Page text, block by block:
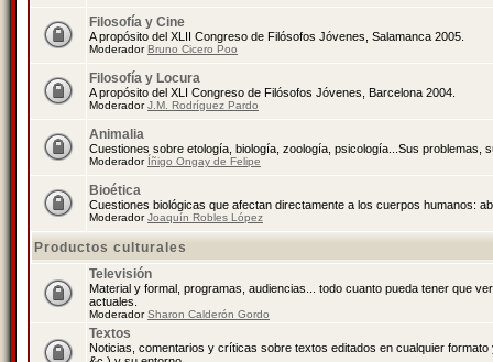
Filosofía y Cine
A propósito del XLII Congreso de Filósofos Jóvenes, Salamanca 2005.
ModeradorBruno Cicero Poo
Filosofía y Locura
A propósito del XLI Congreso de Filósofos Jóvenes, Barcelona 2004.
ModeradorJ.M. Rodríguez Pardo
Animalia
Cuestiones sobre etología, biología, zoología, psicología...Sus problemas,
Moderador Íñigo Ongay de Felipe
Bioética
Cuestiones biológicas que afectan directamente a los cuerpos humanos:
ModeradorJoaquín Robles López
Productos culturales
Televisión
Material y formal, programas, audiencias... todo cuanto pueda tener que
actuales.
ModeradorSharon Calderón Gordo
Textos
Noticias, comentarios y críticas sobre textos editados en cualquier